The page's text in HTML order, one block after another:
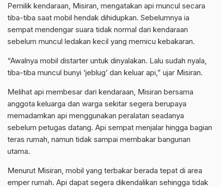
Pemilik kendaraan, Misiran, mengatakan api muncul secara
tiba-tiba saat mobil hendak dihidupkan. Sebelumnya ia
sempat mendengar suara tidak normal dari kendaraan
sebelum muncul ledakan kecil yang memicu kebakaran.
“Awalnya mobil distarter untuk dinyalakan. Lalu sudah nyala,
tiba-tiba muncul bunyi ‘jeblug’ dan keluar api,” ujar Misiran.
Melihat api membesar dari kendaraan, Misiran bersama
anggota keluarga dan warga sekitar segera berupaya
memadamkan api menggunakan peralatan seadanya
sebelum petugas datang. Api sempat menjalar hingga bagian
teras rumah, namun tidak sampai membakar bangunan
utama.
Menurut Misiran, mobil yang terbakar berada tepat di area
emper rumah. Api dapat segera dikendalikan sehingga tidak